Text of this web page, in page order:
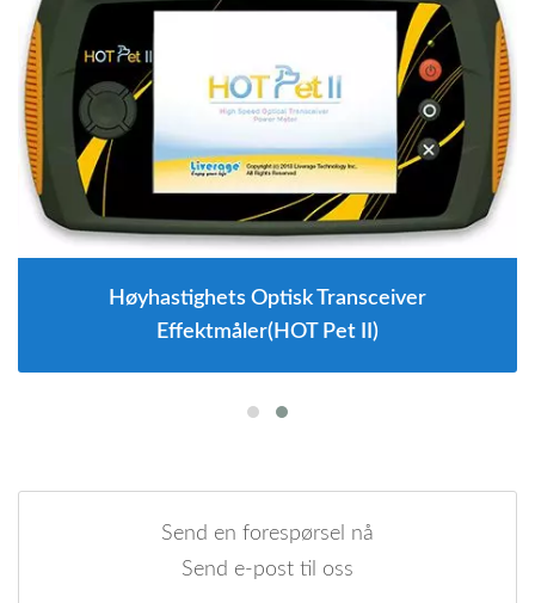
Høyhastighets Optisk Transceiver
Effektmåler(HOT Pet II)
Send en forespørsel nå
Send e-post til oss